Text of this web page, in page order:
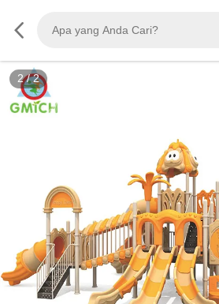
2/2